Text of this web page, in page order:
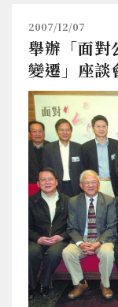
2007/12/07
舉辦「面對
變遷」座談